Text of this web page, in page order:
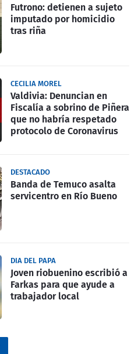
Futrono: detienen a sujeto
imputado por homicidio
tras riña
CECILIA MOREL
Valdivia: Denuncian en
Fiscalía a sobrino de Piñera
que no habría respetado
protocolo de Coronavirus
DESTACADO
Banda de Temuco asalta
servicentro en Río Bueno
DIA DEL PAPA
Joven riobuenino escribió a
Farkas para que ayude a
trabajador local